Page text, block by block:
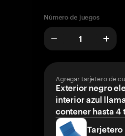
Número de juegos
Agregar tarjetero de
Exterior negro
interior azul
contener hasta 4
Tarjetero